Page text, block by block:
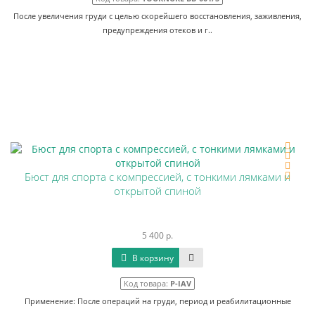
После увеличения груди с целью скорейшего восстановления, заживления,
предупреждения отеков и г..
Бюст для спорта с компрессией, с тонкими лямками и
открытой спиной
5 400 р.
В корзину
Код товара: P-IAV
Применение: После операций на груди, период и реабилитационные